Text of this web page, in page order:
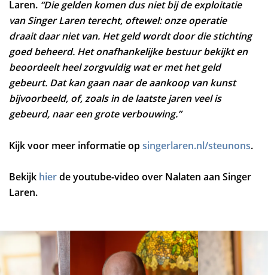
Laren. “Die gelden komen dus niet bij de exploitatie
van Singer Laren terecht, oftewel: onze operatie
draait daar niet van. Het geld wordt door die stichting
goed beheerd. Het onafhankelijke bestuur bekijkt en
beoordeelt heel zorgvuldig wat er met het geld
gebeurt. Dat kan gaan naar de aankoop van kunst
bijvoorbeeld, of, zoals in de laatste jaren veel is
gebeurd, naar een grote verbouwing.”
Kijk voor meer informatie opsingerlaren.nl/steunons.
Bekijk hierde youtube-video over Nalaten aan Singer
Laren.
Skip